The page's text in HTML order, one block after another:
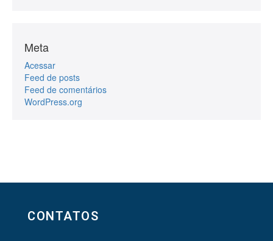
Meta
Acessar
Feed de posts
Feed de comentários
WordPress.org
CONTATOS